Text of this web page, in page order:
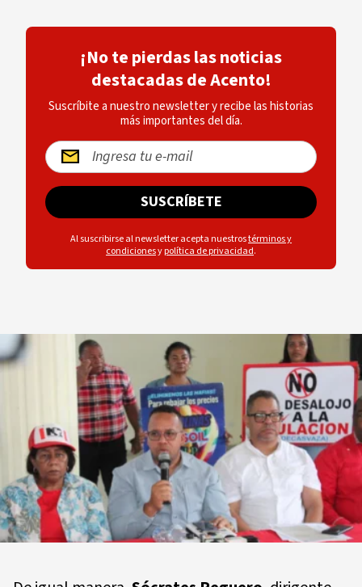
¡No te pierdas las noticias
destacadas de Acento!
Suscríbite a nuestro newsletter y recibe las historias
más importantes del día.
SUSCRÍBETE
Al suscribirse al newsletter acepta nuestrostérminos y
condicionesypolítica de privacidad.